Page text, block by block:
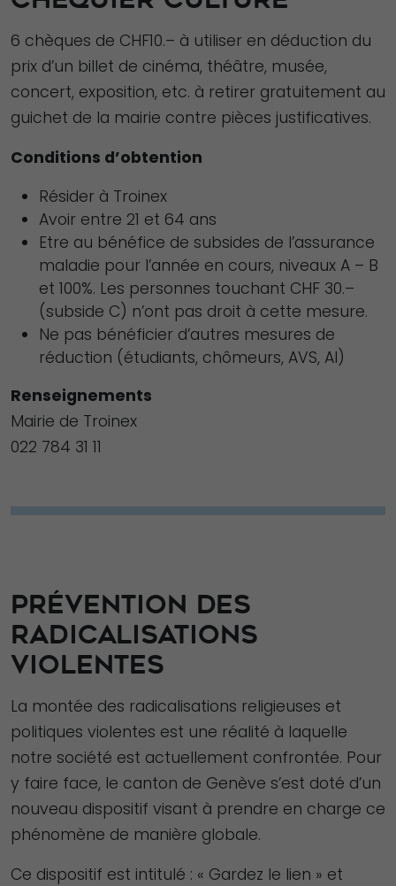
6 chèques de CHF10.– à utiliser en déduction du
prix d’un billet de cinéma, théâtre, musée,
concert, exposition, etc. à retirer gratuitement au
guichet de la mairie contre pièces justificatives.
Conditions d’obtention
Résider à Troinex
Avoir entre 21 et 64 ans
Etre au bénéfice de subsides de l’assurance
maladie pour l’année en cours, niveaux A – B
et 100%. Les personnes touchant CHF 30.–
(subside C) n’ont pas droit à cette mesure.
Ne pas bénéficier d’autres mesures de
réduction (étudiants, chômeurs, AVS, AI)
Renseignements
Mairie de Troinex
022 784 31 11
PRÉVENTION DES
RADICALISATIONS
VIOLENTES
La montée des radicalisations religieuses et
politiques violentes est une réalité à laquelle
notre société est actuellement confrontée. Pour
y faire face, le canton de Genève s’est doté d’un
nouveau dispositif visant à prendre en charge ce
phénomène de manière globale.
Ce dispositif est intitulé : « Gardez le lien » et